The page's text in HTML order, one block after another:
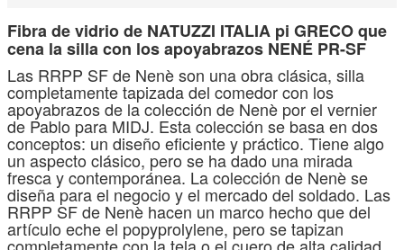
Fibra de vidrio de NATUZZI ITALIA pi GRECO que
cena la silla con los apoyabrazos NENÉ PR-SF
Las RRPP SF de Nenè son una obra clásica, silla
completamente tapizada del comedor con los
apoyabrazos de la colección de Nenè por el vernier
de Pablo para MIDJ. Esta colección se basa en dos
conceptos: un diseño eficiente y práctico. Tiene algo
un aspecto clásico, pero se ha dado una mirada
fresca y contemporánea. La colección de Nenè se
diseña para el negocio y el mercado del soldado. Las
RRPP SF de Nenè hacen un marco hecho que del
artículo eche el popyprolylene, pero se tapizan